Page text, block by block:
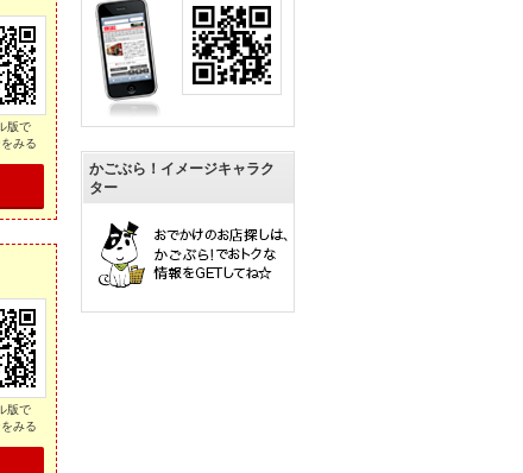
版で
みる
版で
みる
かごぶら！イメージキャラク
ター